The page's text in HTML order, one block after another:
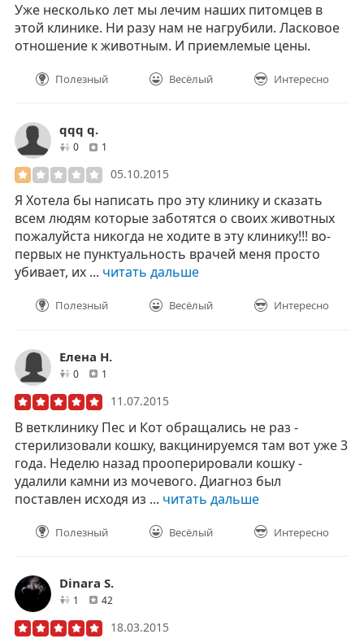
Уже несколько лет мы лечим наших питомцев в
этой клинике. Ни разу нам не нагрубили. Ласковое
отношение к животным. И приемлемые цены.
Полезный Весёлый Интересно
qqq q.
0друзей1
05.10.2015
Я Хотела бы написать про эту клинику и сказать
всем людям которые заботятся о своих животных
пожалуйста никогда не ходите в эту клинику!!! во-
первых не пунктуальность врачей меня просто
убивает, их ... читать дальше
Полезный Весёлый Интересно
Елена Н.
0друзей1
11.07.2015
В ветклинику Пес и Кот обращались не раз -
стерилизовали кошку, вакцинируемся там вот уже 3
года. Неделю назад прооперировали кошку -
удалили камни из мочевого. Диагноз был
поставлен исходя из ... читать дальше
Полезный Весёлый Интересно
Dinara S.
1 друзей
42
18.03.2015